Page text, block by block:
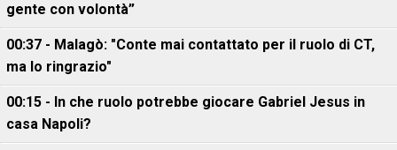
gente con volontà”
00:37 - Malagò: "Conte mai contattato per il ruolo di CT,
ma lo ringrazio"
00:15 - In che ruolo potrebbe giocare Gabriel Jesus in
casa Napoli?